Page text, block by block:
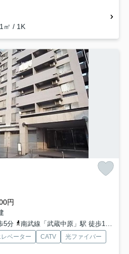
㎡ / 1K
円
5分
南武線「武蔵中原」駅 徒歩13分
レベーター CATV
光ファイバー